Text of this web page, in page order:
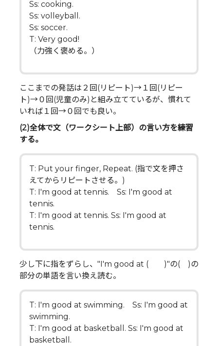
Ss: cooking.
Ss: volleyball.
Ss: soccer.
T: Very good!
（力強く褒める。）
ここまでの発話は２回(リピート)→１回(リピー
ト)→０回(児童のみ)と組み立てているが、慣れて
いれば１回→０回でも良い。
(2)全体で文（ワークシート上部）の言い方を練習
する。
T: Put your finger, Repeat. (指で文を押さ
えてからリピートさせる。)
T: I'm good at tennis. Ss: I'm good at
tennis.
T: I'm good at tennis. Ss: I'm good at
tennis.
少し下に指をずらし、"I'm good at ( )"の( )の
部分の単語を言い換え読む。
T: I'm good at swimming. Ss: I'm good at
swimming.
T: I'm good at basketball. Ss: I'm good at
basketball.